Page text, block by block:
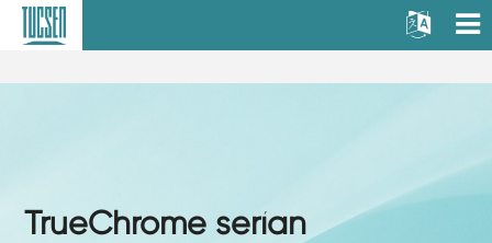
TrueChrome serían